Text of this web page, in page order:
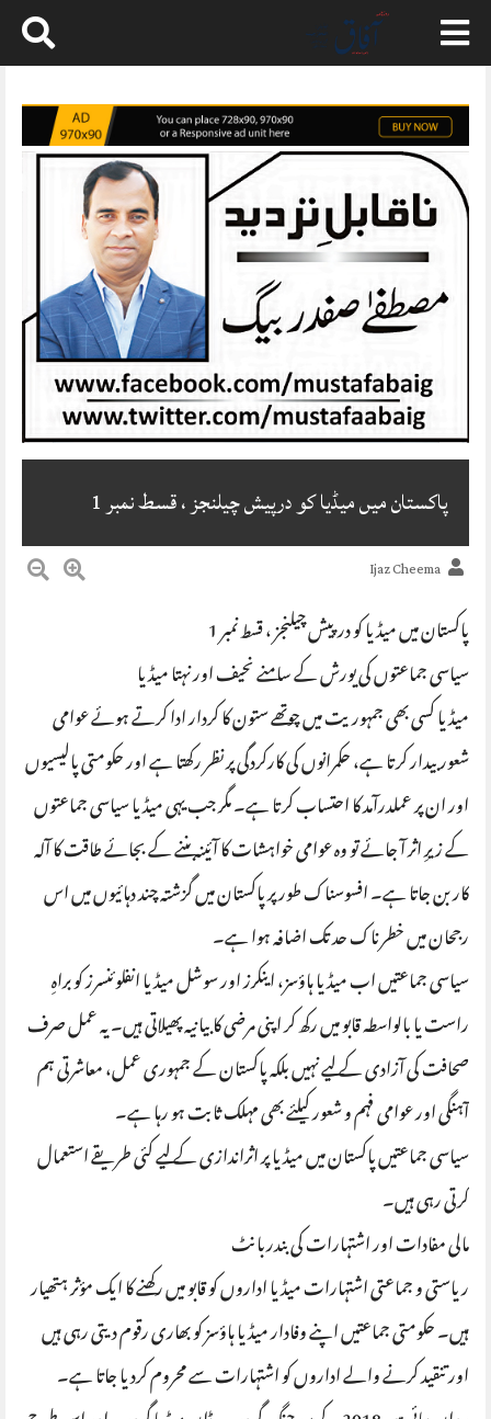
Skip
content
پاکستان میں میڈیا کو درپیش چیلنجز ، قسط نمبر 1
Ijaz Cheema
پاکستان میں میڈیا کو درپیش چیلنجز ، قسط نمبر 1
سیاسی جماعتوں کی یورش کے سامنے نحیف اور نہتا میڈیا
میڈیا کسی بھی جمہوریت میں چوتھے ستون کا کردار ادا کرتے ہوئے عوامی
شعور بیدار کرتا ہے، حکمرانوں کی کارکردگی پر نظر رکھتا ہے اور حکومتی پالیسیوں
اور ان پر عملدرآمد کا احتساب کرتا ہے۔ مگر جب یہی میڈیا سیاسی جماعتوں
کے زیرِ اثر آ جائے تو وہ عوامی خواہشات کا آئینہ بننے کے بجائے طاقت کا آلہ
کار بن جاتا ہے۔ افسوسناک طور پر پاکستان میں گزشتہ چند دہائیوں میں اس
رجحان میں خطرناک حد تک اضافہ ہوا ہے۔
سیاسی جماعتیں اب میڈیا ہاؤسز، اینکرز اور سوشل میڈیا انفلوئنسرز کو براہِ
راست یا بالواسطہ قابو میں رکھ کر اپنی مرضی کا بیانیہ پھیلاتی ہیں۔ یہ عمل صرف
صحافت کی آزادی کے لیے نہیں بلکہ پاکستان کے جمہوری عمل، معاشرتی ہم
آہنگی اور عوامی فہم و شعور کیلئے بھی مہلک ثابت ہو رہا ہے۔
سیاسی جماعتیں پاکستان میں میڈیا پر اثراندازی کے لیے کئی طریقے استعمال
کرتی رہی ہیں۔
مالی مفادات اور اشتہارات کی بندربانٹ
ریاستی و جماعتی اشتہارات میڈیا اداروں کو قابو میں رکھنے کا ایک مؤثر ہتھیار
ہیں۔ حکومتی جماعتیں اپنے وفادار میڈیا ہاؤسز کو بھاری رقوم دیتی رہی ہیں
اور تنقید کرنے والے اداروں کو اشتہارات سے محروم کردیا جاتا ہے۔